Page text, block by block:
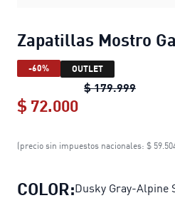
Zapatillas Mostro
-60% OUTLET
$ 179.999
$ 72.000
Zapatillas
(precio sin impuestos nacionales: $
COLOR:Dusky Gray-Alpine